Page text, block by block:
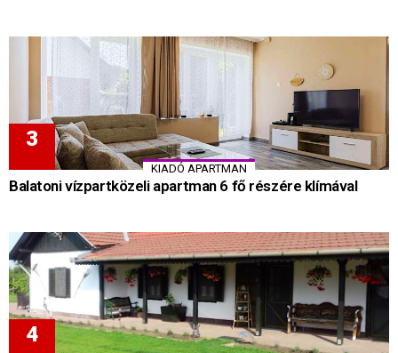
KIADÓ APARTMAN
Balatoni vízpartközeli apartman 6 fő részére klímával